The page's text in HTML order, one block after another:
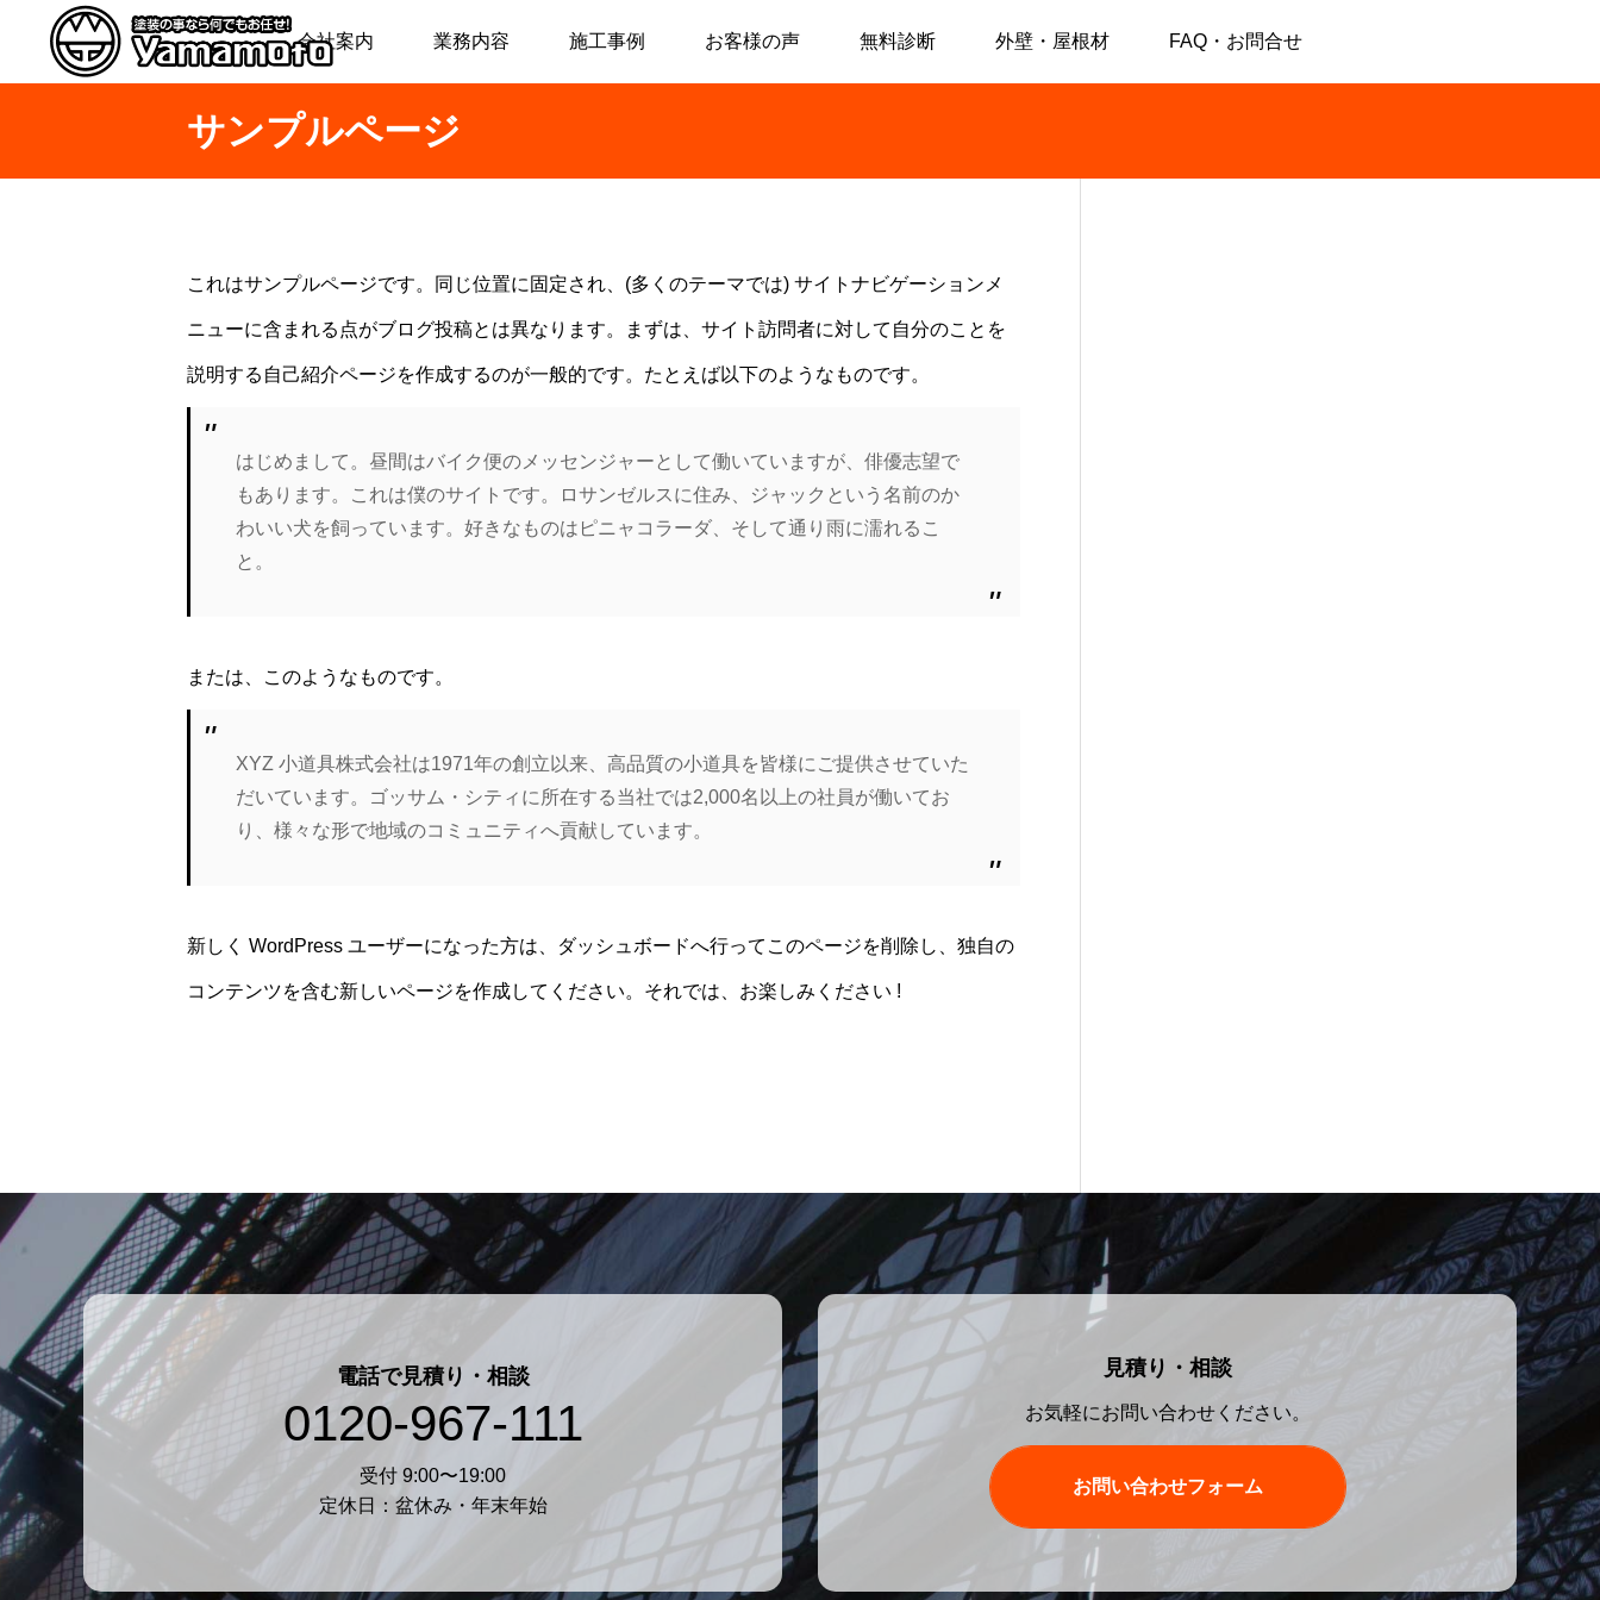
会社案内 業務内容 施工事例 お客様の声 無料診断 外壁・屋根材 FAQ・お問合せ
サンプルページ
これはサンプルページです。同じ位置に固定され、(多くのテーマでは) サイトナビゲーションメ
ニューに含まれる点がブログ投稿とは異なります。まずは、サイト訪問者に対して自分のことを
説明する自己紹介ページを作成するのが一般的です。たとえば以下のようなものです。
はじめまして。昼間はバイク便のメッセンジャーとして働いていますが、俳優志望で
もあります。これは僕のサイトです。ロサンゼルスに住み、ジャックという名前のか
わいい犬を飼っています。好きなものはピニャコラーダ、そして通り雨に濡れるこ
と。
または、このようなものです。
XYZ 小道具株式会社は1971年の創立以来、高品質の小道具を皆様にご提供させていた
だいています。ゴッサム・シティに所在する当社では2,000名以上の社員が働いてお
り、様々な形で地域のコミュニティへ貢献しています。
新しく WordPress ユーザーになった方は、 ダッシュボードへ行ってこのページを削除し、独自の
コンテンツを含む新しいページを作成してください。それでは、お楽しみください !
電話で見積り・相談
0120-967-111
受付 9:00〜19:00
定休日：盆休み・年末年始
見積り・相談
お気軽にお問い合わせください。
お問い合わせフォーム